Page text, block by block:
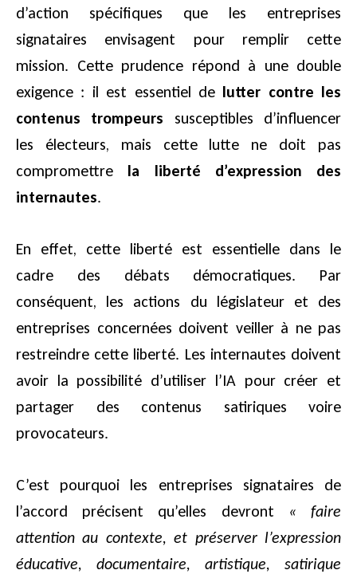
d’action spécifiques que les entreprises
signataires envisagent pour remplir cette
mission. Cette prudence répond à une double
exigence : il est essentiel de lutter contre les
contenus trompeurs susceptibles d’influencer
les électeurs, mais cette lutte ne doit pas
compromettre la liberté d’expression des
internautes.
En effet, cette liberté est essentielle dans le
cadre des débats démocratiques. Par
conséquent, les actions du législateur et des
entreprises concernées doivent veiller à ne pas
restreindre cette liberté. Les internautes doivent
avoir la possibilité d’utiliser l’IA pour créer et
partager des contenus satiriques voire
provocateurs.
C’est pourquoi les entreprises signataires de
l’accord précisent qu’elles devront « faire
attention au contexte, et préserver l’expression
éducative, documentaire, artistique, satirique